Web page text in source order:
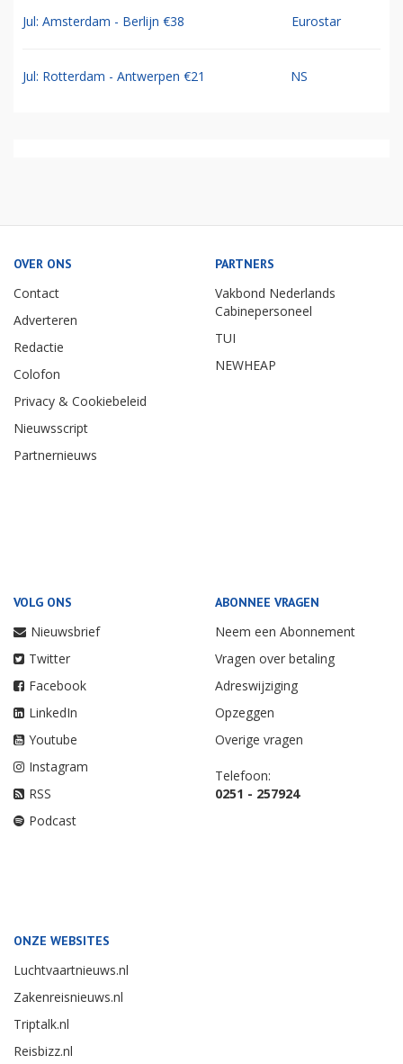
Jul: Amsterdam - Berlijn €38 Eurostar
Jul: Rotterdam - Antwerpen €21 NS
OVER ONS
Contact
Adverteren
Redactie
Colofon
Privacy & Cookiebeleid
Nieuwsscript
Partnernieuws
PARTNERS
Vakbond Nederlands
Cabinepersoneel
TUI
NEWHEAP
VOLG ONS
Nieuwsbrief
Twitter
Facebook
LinkedIn
Youtube
Instagram
RSS
Podcast
ABONNEE VRAGEN
Neem een Abonnement
Vragen over betaling
Adreswijziging
Opzeggen
Overige vragen
Telefoon:
0251 - 257924
ONZE WEBSITES
Luchtvaartnieuws.nl
Zakenreisnieuws.nl
Triptalk.nl
Reisbizz.nl